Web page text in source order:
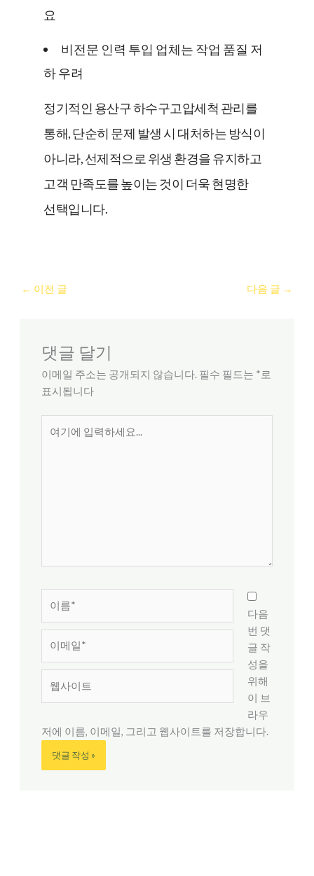
요
비전문 인력 투입 업체는 작업 품질 저
하 우려
정기적인 용산구 하수구고압세척 관리를
통해, 단순히 문제 발생 시 대처하는 방식이
아니라, 선제적으로 위생 환경을 유지하고
고객 만족도를 높이는 것이 더욱 현명한
선택입니다.
← 이전 글 다음 글 →
댓글 달기
이메일 주소는 공개되지 않습니다. 필수 필드는 *로
표시됩니다
*
일
트
다음
번 댓
글 작
성을
위해
이 브
라우
저에 이름, 이메일, 그리고 웹사이트를 저장합니다.